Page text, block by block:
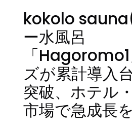
kokolo
ー水風呂
「
ズが累計導入
突破、ホテル
市場で急成長